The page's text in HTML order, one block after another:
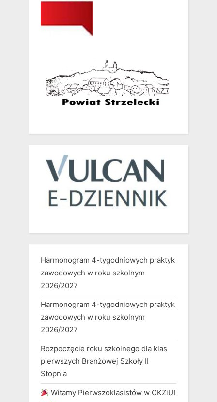
Harmonogram 4-tygodniowych praktyk
zawodowych w roku szkolnym
2026/2027
Harmonogram 4-tygodniowych praktyk
zawodowych w roku szkolnym
2026/2027
Rozpoczęcie roku szkolnego dla klas
pierwszych Branżowej Szkoły II
Stopnia
Witamy Pierwszoklasistów w CKZiU!